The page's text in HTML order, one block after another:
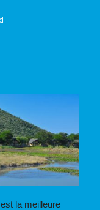
la meilleure